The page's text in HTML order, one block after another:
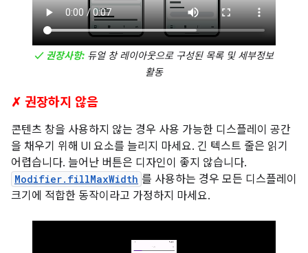
✓ 권장사항: 듀얼 창 레이아웃으로 구성된 목록 및 세부정보
활동
✗ 권장하지 않음
콘텐츠 창을 사용하지 않는 경우 사용 가능한 디스플레이 공간
을 채우기 위해 UI 요소를 늘리지 마세요. 긴 텍스트 줄은 읽기
어렵습니다. 늘어난 버튼은 디자인이 좋지 않습니다.
Modifier.fillMaxWidth 를 사용하는 경우 모든 디스플레이
크기에 적합한 동작이라고 가정하지 마세요.